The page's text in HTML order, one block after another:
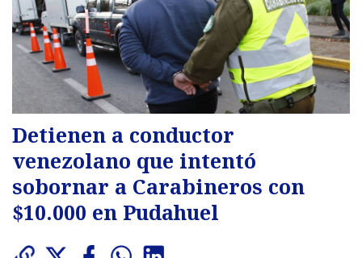
Detienen a conductor
venezolano que intentó
sobornar a Carabineros con
$10.000 en Pudahuel